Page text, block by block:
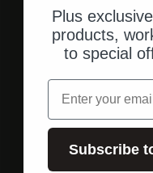
Plus
products,
to special
Email
Subscribe